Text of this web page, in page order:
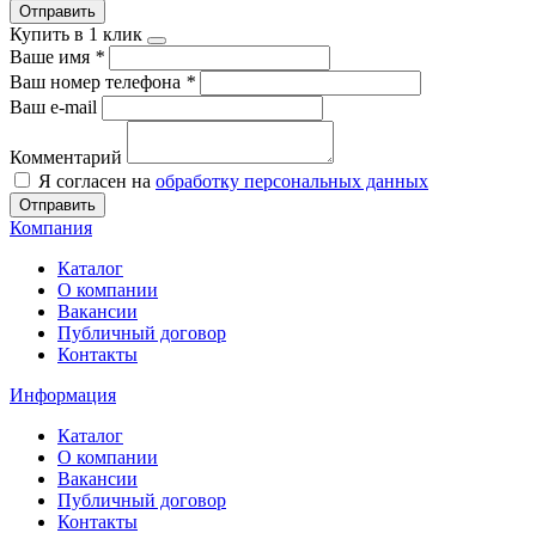
Отправить
Купить в 1 клик
Ваше имя *
Ваш номер телефона *
Ваш e-mail
Комментарий
Я согласен на обработку персональных данных
Отправить
Компания
Каталог
О компании
Вакансии
Публичный договор
Контакты
Информация
Каталог
О компании
Вакансии
Публичный договор
Контакты